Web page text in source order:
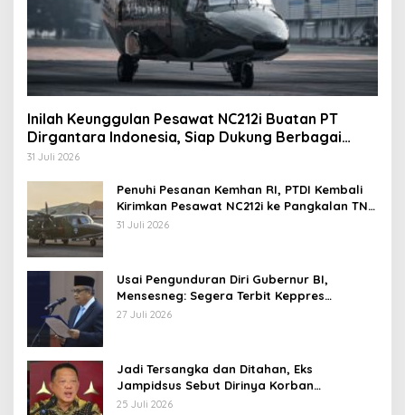
Inilah Keunggulan Pesawat NC212i Buatan PT
Dirgantara Indonesia, Siap Dukung Berbagai
Operasi TNI
31 Juli 2026
Penuhi Pesanan Kemhan RI, PTDI Kembali
Kirimkan Pesawat NC212i ke Pangkalan TNI
AU
31 Juli 2026
Usai Pengunduran Diri Gubernur BI,
Mensesneg: Segera Terbit Keppres
Pemberhentian dengan Hormat
27 Juli 2026
Jadi Tersangka dan Ditahan, Eks
Jampidsus Sebut Dirinya Korban
Kriminalisasi
25 Juli 2026